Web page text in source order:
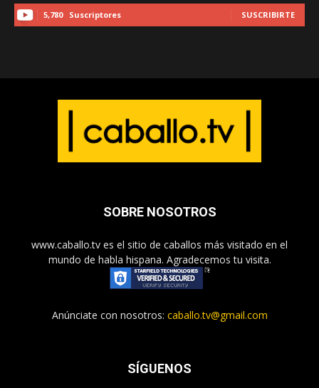
5,780 Suscriptores SUSCRIBIRTE
SOBRE NOSOTROS
www.caballo.tv es el sitio de caballos más visitado en el
mundo de habla hispana. Agradecemos tu visita.
Anúnciate con nosotros: caballo.tv@gmail.com
SÍGUENOS